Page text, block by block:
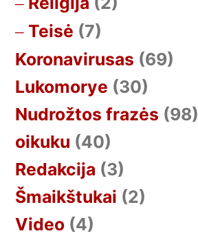
Teisė (7)
Koronavirusas (69)
Lukomorye (30)
Nudrožtos frazės (98)
oikuku (40)
Redakcija (3)
Šmaikštukai (2)
Video (4)